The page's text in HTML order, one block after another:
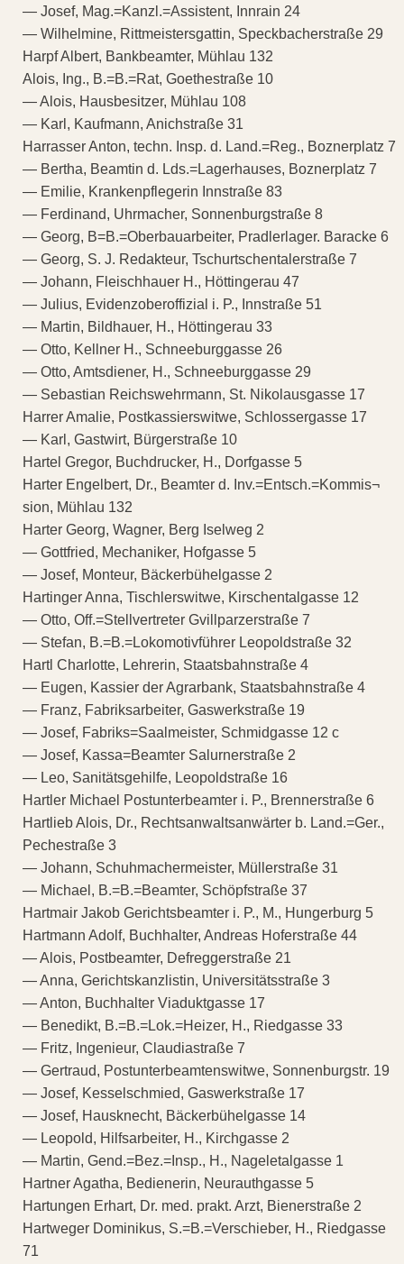
— Josef, Mag.=Kanzl.=Assistent, Innrain 24
— Wilhelmine, Rittmeistersgattin, Speckbacherstraße 29
Harpf Albert, Bankbeamter, Mühlau 132
Alois, Ing., B.=B.=Rat, Goethestraße 10
— Alois, Hausbesitzer, Mühlau 108
— Karl, Kaufmann, Anichstraße 31
Harrasser Anton, techn. Insp. d. Land.=Reg., Boznerplatz 7
— Bertha, Beamtin d. Lds.=Lagerhauses, Boznerplatz 7
— Emilie, Krankenpflegerin Innstraße 83
— Ferdinand, Uhrmacher, Sonnenburgstraße 8
— Georg, B=B.=Oberbauarbeiter, Pradlerlager. Baracke 6
— Georg, S. J. Redakteur, Tschurtschentalerstraße 7
— Johann, Fleischhauer H., Höttingerau 47
— Julius, Evidenzoberoffizial i. P., Innstraße 51
— Martin, Bildhauer, H., Höttingerau 33
— Otto, Kellner H., Schneeburggasse 26
— Otto, Amtsdiener, H., Schneeburggasse 29
— Sebastian Reichswehrmann, St. Nikolausgasse 17
Harrer Amalie, Postkassierswitwe, Schlossergasse 17
— Karl, Gastwirt, Bürgerstraße 10
Hartel Gregor, Buchdrucker, H., Dorfgasse 5
Harter Engelbert, Dr., Beamter d. Inv.=Entsch.=Kommis¬
sion, Mühlau 132
Harter Georg, Wagner, Berg Iselweg 2
— Gottfried, Mechaniker, Hofgasse 5
— Josef, Monteur, Bäckerbühelgasse 2
Hartinger Anna, Tischlerswitwe, Kirschentalgasse 12
— Otto, Off.=Stellvertreter Gvillparzerstraße 7
— Stefan, B.=B.=Lokomotivführer Leopoldstraße 32
Hartl Charlotte, Lehrerin, Staatsbahnstraße 4
— Eugen, Kassier der Agrarbank, Staatsbahnstraße 4
— Franz, Fabriksarbeiter, Gaswerkstraße 19
— Josef, Fabriks=Saalmeister, Schmidgasse 12 c
— Josef, Kassa=Beamter Salurnerstraße 2
— Leo, Sanitätsgehilfe, Leopoldstraße 16
Hartler Michael Postunterbeamter i. P., Brennerstraße 6
Hartlieb Alois, Dr., Rechtsanwaltsanwärter b. Land.=Ger.,
Pechestraße 3
— Johann, Schuhmachermeister, Müllerstraße 31
— Michael, B.=B.=Beamter, Schöpfstraße 37
Hartmair Jakob Gerichtsbeamter i. P., M., Hungerburg 5
Hartmann Adolf, Buchhalter, Andreas Hoferstraße 44
— Alois, Postbeamter, Defreggerstraße 21
— Anna, Gerichtskanzlistin, Universitätsstraße 3
— Anton, Buchhalter Viaduktgasse 17
— Benedikt, B.=B.=Lok.=Heizer, H., Riedgasse 33
— Fritz, Ingenieur, Claudiastraße 7
— Gertraud, Postunterbeamtenswitwe, Sonnenburgstr. 19
— Josef, Kesselschmied, Gaswerkstraße 17
— Josef, Hausknecht, Bäckerbühelgasse 14
— Leopold, Hilfsarbeiter, H., Kirchgasse 2
— Martin, Gend.=Bez.=Insp., H., Nageletalgasse 1
Hartner Agatha, Bedienerin, Neurauthgasse 5
Hartungen Erhart, Dr. med. prakt. Arzt, Bienerstraße 2
Hartweger Dominikus, S.=B.=Verschieber, H., Riedgasse
71